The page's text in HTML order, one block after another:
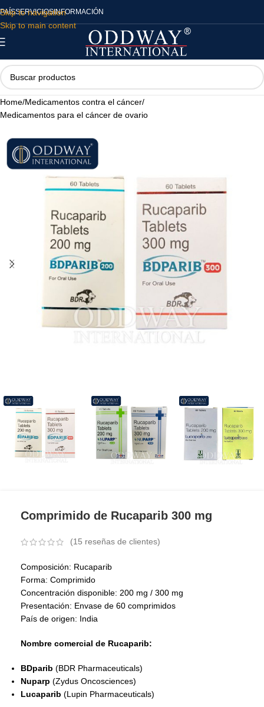
Skip to navigation
Skip to main content
PAÍSSERVICIOSINFORMACIÓN
Home/Medicamentos contra el cáncer/
Medicamentos para el cáncer de ovario
Comprimido de Rucaparib 300 mg
(15 reseñas de clientes)
Composición: Rucaparib
Forma: Comprimido
Concentración disponible: 200 mg / 300 mg
Presentación: Envase de 60 comprimidos
País de origen: India
Nombre comercial de Rucaparib:
BDparib (BDR Pharmaceuticals)
Nuparp (Zydus Oncosciences)
Lucaparib (Lupin Pharmaceuticals)